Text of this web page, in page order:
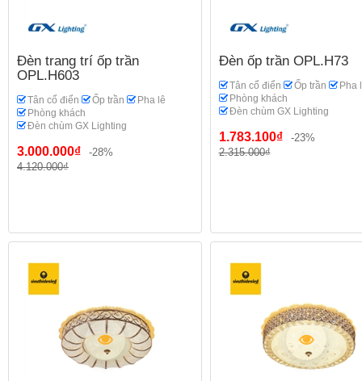
Đèn trang trí ốp trần
OPL.H603
Tân cổ điển Ốp trần
Pha lê
Phòng khách
Đèn chùm GX Lighting
3.000.000₫
-28%
4.120.000₫
Đèn ốp trần OPL.H73
Tân cổ điển Ốp trần
Pha
Phòng khách
Đèn chùm GX Lighting
1.783.100₫
-23%
2.315.000₫